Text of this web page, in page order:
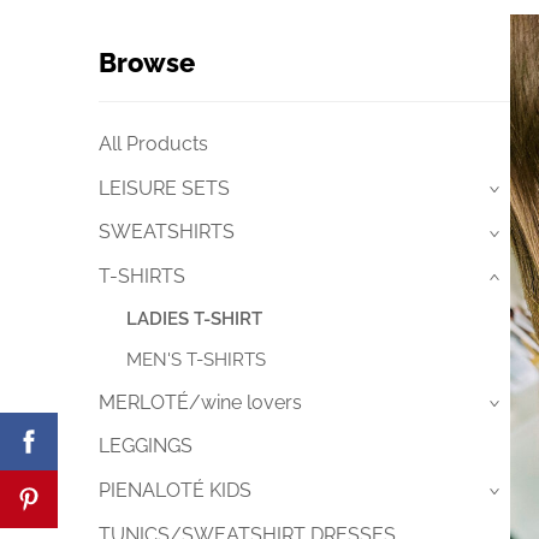
Browse
All Products
LEISURE SETS
›
SWEATSHIRTS ›
T-SHIRTS
LADIES T-SHIRT
MEN'S T-SHIRTS
›
MERLOTÉ/wine lovers ›
LEGGINGS
PIENALOTÉ KIDS
›
TUNICS/SWEATSHIRT DRESSES